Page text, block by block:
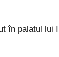
în palatul lui